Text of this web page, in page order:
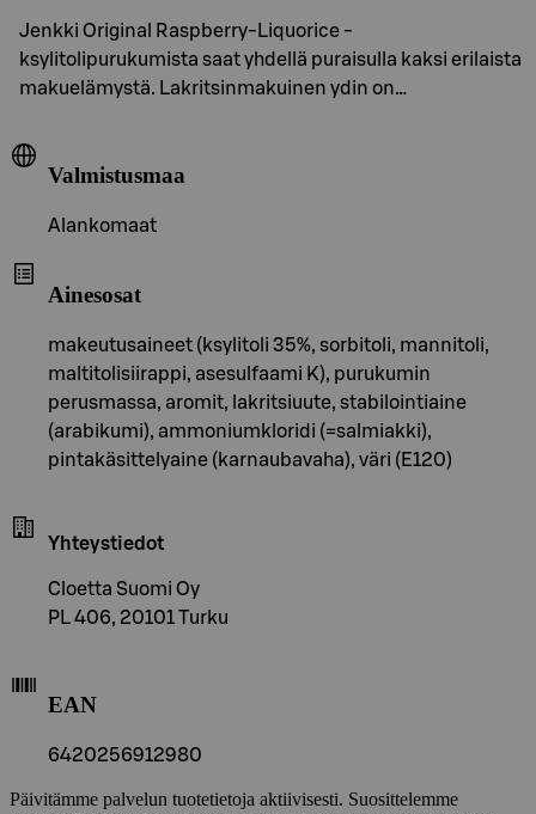
Jenkki Original Raspberry-Liquorice -
ksylitolipurukumista saat yhdellä puraisulla kaksi erilaista
makuelämystä. Lakritsinmakuinen ydin on…
Valmistusmaa
Alankomaat
Ainesosat
makeutusaineet (ksylitoli 35%, sorbitoli, mannitoli,
maltitolisiirappi, asesulfaami K), purukumin
perusmassa, aromit, lakritsiuute, stabilointiaine
(arabikumi), ammoniumkloridi (=salmiakki),
pintakäsittelyaine (karnaubavaha), väri (E120)
Yhteystiedot
Cloetta Suomi Oy
PL 406, 20101 Turku
EAN
6420256912980
Päivitämme palvelun tuotetietoja aktiivisesti. Suosittelemme